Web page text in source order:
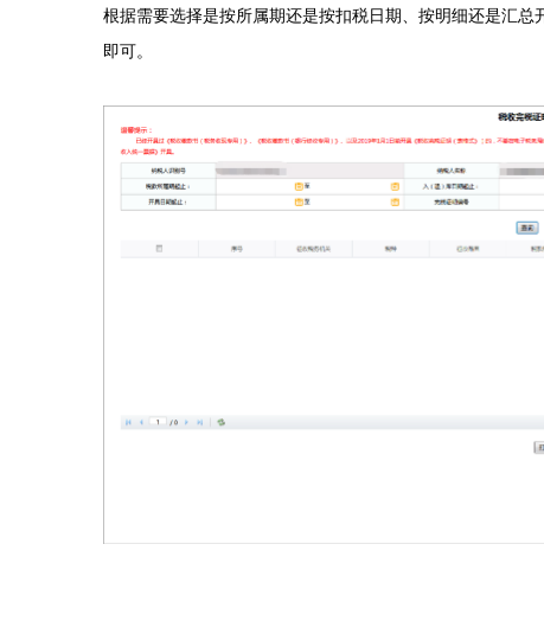
根据需要选择是按所属期还是按扣税日期、按明细还是汇
即可。